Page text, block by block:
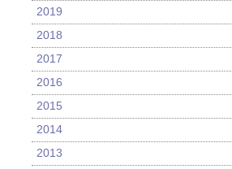
2019
2018
2017
2016
2015
2014
2013